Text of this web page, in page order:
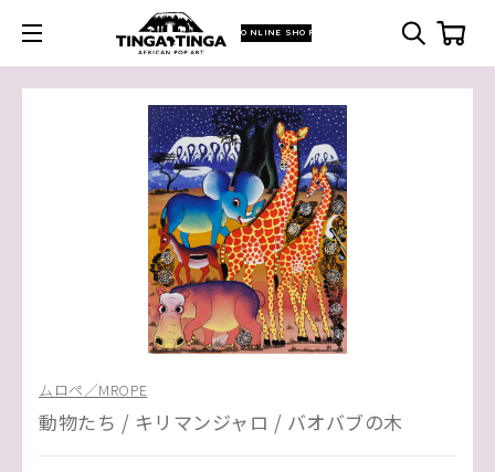
ONLINE SHOP
ムロペ／MROPE
動物たち / キリマンジャロ / バオバブの木